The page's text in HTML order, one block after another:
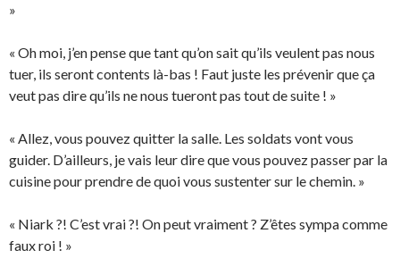
»
« Oh moi, j’en pense que tant qu’on sait qu’ils veulent pas nous
tuer, ils seront contents là-bas ! Faut juste les prévenir que ça
veut pas dire qu’ils ne nous tueront pas tout de suite ! »
« Allez, vous pouvez quitter la salle. Les soldats vont vous
guider. D’ailleurs, je vais leur dire que vous pouvez passer par la
cuisine pour prendre de quoi vous sustenter sur le chemin. »
« Niark ?! C’est vrai ?! On peut vraiment ? Z’êtes sympa comme
faux roi ! »